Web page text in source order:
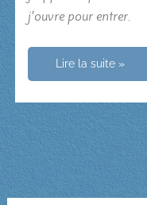
j’ouvre pour entrer.
Noël
Lire la suite »